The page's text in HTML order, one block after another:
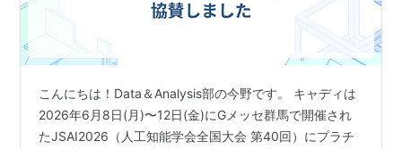
こんにちは！Data＆Analysis部の今野です。 キャディは
2026年6月8日(月)〜12日(金)にGメッセ群馬で開催され
たJSAI2026（人工知能学会全国大会 第40回）にプラチ